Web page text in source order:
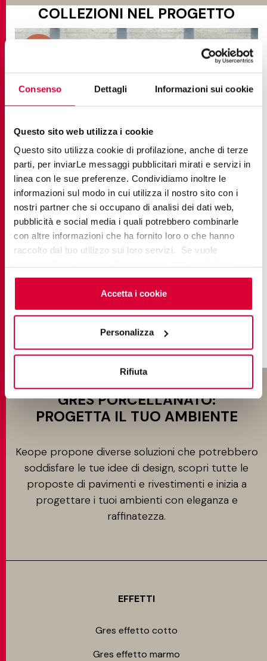
Consenso Dettagli Informazioni sui cookie
Questo sito web utilizza i cookie
Questo sito utilizza cookie di profilazione, anche di terze
parti, per inviarLe messaggi pubblicitari mirati e servizi in
linea con le sue preferenze. Condividiamo inoltre le
informazioni sul modo in cui utilizza il nostro sito con i
nostri partner che si occupano di analisi dei dati web,
pubblicità e social media i quali potrebbero combinarle
con altre informazioni che ha fornito loro o che hanno
raccolto dal tuo utilizzo sui loro servizi. Se vuole
cookieclicchi qui. Il consenso può essere espresso
cliccando sul tasto “Accetta i cookie”. Se non vuole i
cookie di profilazione può negare il consenso sul tasto
Accetta i cookie
Personalizza
Rifiuta
COLLEZIONI NEL PROGETTO
PERCORSI EXTRA
SCOPRI DI PIÙ
GRÈS PORCELLANATO:
PROGETTA IL TUO AMBIENTE
Keope propone diverse soluzioni che potrebbero
soddisfare le tue idee di design, scopri tutte le
proposte di pavimenti e rivestimenti e inizia a
progettare i tuoi ambienti con eleganza e
raffinatezza.
EFFETTI
Gres effetto cotto
Gres effetto marmo